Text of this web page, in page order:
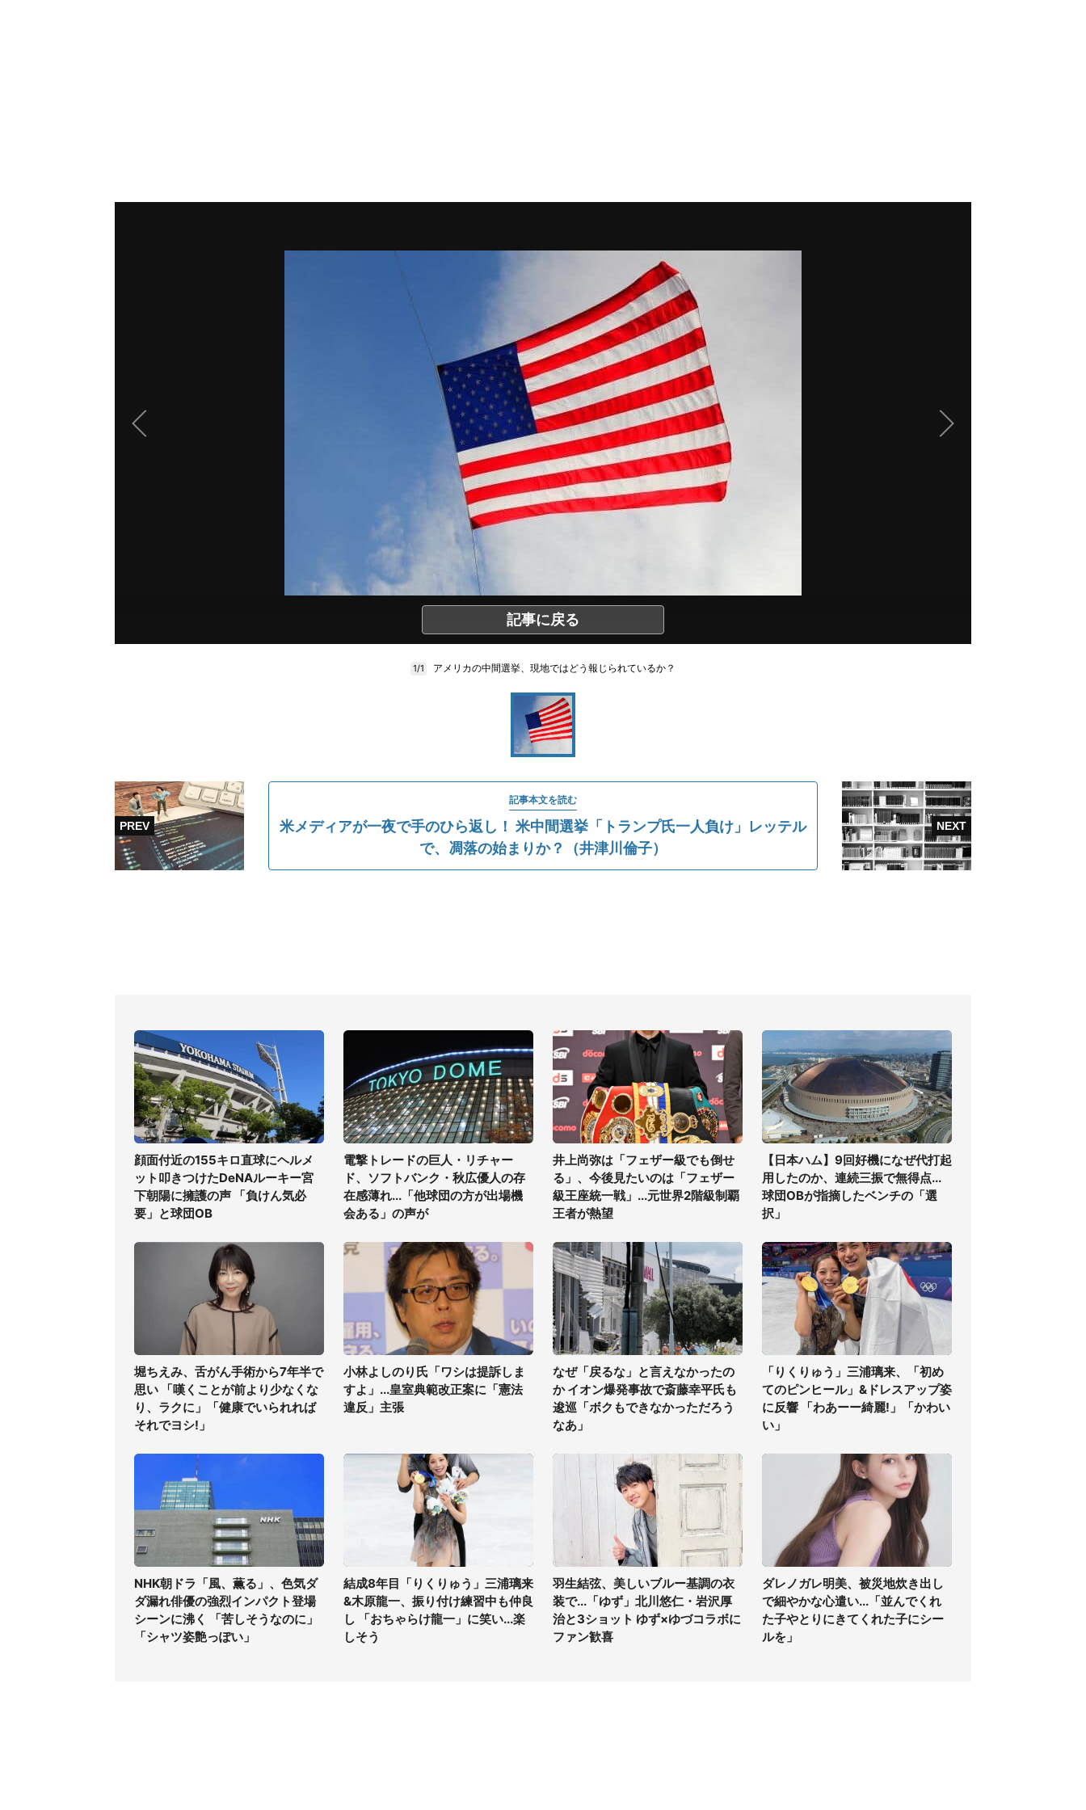
記事に戻る
1/1 アメリカの中間選挙、現地ではどう報じられているか？
記事本文を読む
米メディアが一夜で手のひら返し！ 米中間選挙「トランプ氏一人負け」レッテル
で、凋落の始まりか？（井津川倫子）
顔面付近の155キロ直球にヘルメ
ット叩きつけたDeNAルーキー宮
下朝陽に擁護の声 「負けん気必
要」と球団OB
電撃トレードの巨人・リチャー
ド、ソフトバンク・秋広優人の存
在感薄れ...「他球団の方が出場機
会ある」の声が
井上尚弥は「フェザー級でも倒せ
る」、今後見たいのは「フェザー
級王座統一戦」...元世界2階級制覇
王者が熱望
【日本ハム】9回好機になぜ代打起
用したのか、連続三振で無得点...
球団OBが指摘したベンチの「選
択」
堀ちえみ、舌がん手術から7年半で
思い 「嘆くことが前より少なくな
り、ラクに」「健康でいられれば
それでヨシ!」
小林よしのり氏「ワシは提訴しま
すよ」...皇室典範改正案に「憲法
違反」主張
なぜ「戻るな」と言えなかったの
か イオン爆発事故で斎藤幸平氏も
逡巡「ボクもできなかっただろう
なあ」
「りくりゅう」三浦璃来、「初め
てのピンヒール」&ドレスアップ姿
に反響 「わあーー綺麗!」「かわい
い」
NHK朝ドラ「風、薫る」、色気ダ
ダ漏れ俳優の強烈インパクト登場
シーンに沸く 「苦しそうなのに」
「シャツ姿艶っぽい」
結成8年目「りくりゅう」三浦璃来
&木原龍一、振り付け練習中も仲良
し 「おちゃらけ龍一」に笑い...楽
しそう
羽生結弦、美しいブルー基調の衣
装で...「ゆず」北川悠仁・岩沢厚
治と3ショット ゆず×ゆづコラボに
ファン歓喜
ダレノガレ明美、被災地炊き出し
で細やかな心遣い...「並んでくれ
た子やとりにきてくれた子にシー
ルを」